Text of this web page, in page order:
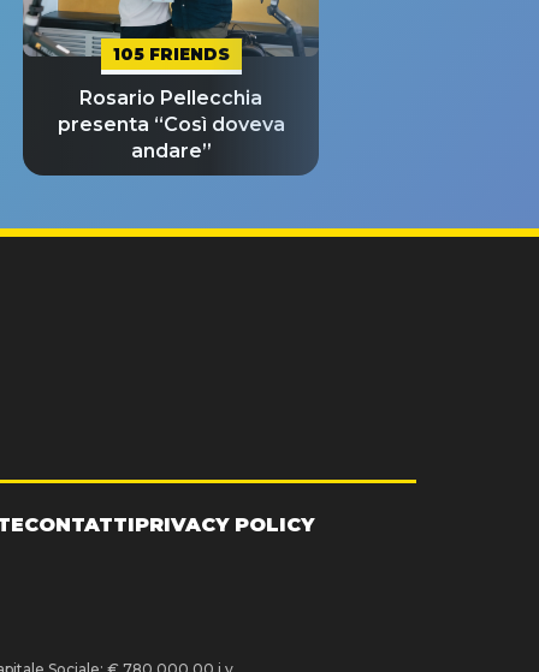
105 FRIENDS
Rosario Pellecchia
presenta “Così doveva
andare”
CONTATTIPRIVACY POLICY